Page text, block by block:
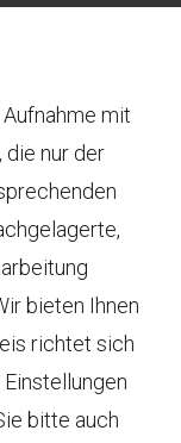
mit
die nur der
bieten Ihnen
richtet sich
bitte auch